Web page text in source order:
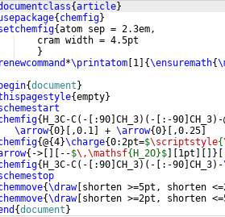
{article}
{ chemfig}
{atom sep = 2.3em,
    cram width = 4.5pt
}
*\printatom 1 {\ensuremath{
{document }
{empty}
{ H_3C-C( - :90 CH_3) ( - :-90 CH_3) -
\arrow{0} ,0.1 + \arrow{0} ,0.25
{@{4}\charge{0:2pt=$\scriptstyle{
{ -> --$\,\mathsf{H_2O}$ 1pt ]}
{ H_3C-C( - :90 CH_3) ( - :-90 CH_3) -
{\draw[ shorten >=5pt, shorten
{\draw[ shorten >=2pt, shorten
{document }